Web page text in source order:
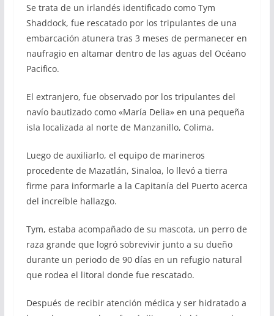
Se trata de un irlandés identificado como Tym
Shaddock, fue rescatado por los tripulantes de una
embarcación atunera tras 3 meses de permanecer en
naufragio en altamar dentro de las aguas del Océano
Pacifico.
El extranjero, fue observado por los tripulantes del
navío bautizado como «María Delia» en una pequeña
isla localizada al norte de Manzanillo, Colima.
Luego de auxiliarlo, el equipo de marineros
procedente de Mazatlán, Sinaloa, lo llevó a tierra
firme para informarle a la Capitanía del Puerto acerca
del increíble hallazgo.
Tym, estaba acompañado de su mascota, un perro de
raza grande que logró sobrevivir junto a su dueño
durante un periodo de 90 días en un refugio natural
que rodea el litoral donde fue rescatado.
Después de recibir atención médica y ser hidratado a